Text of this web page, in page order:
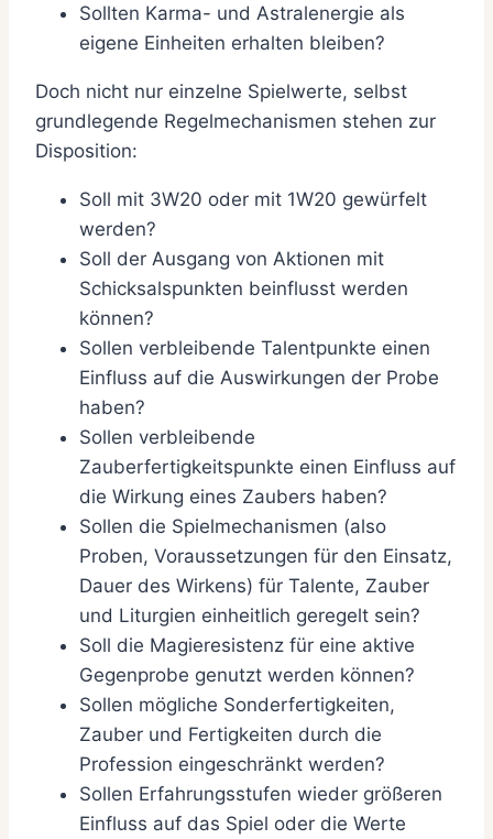
Sollten Karma- und Astralenergie als
eigene Einheiten erhalten bleiben?
Doch nicht nur einzelne Spielwerte, selbst
grundlegende Regelmechanismen stehen zur
Disposition:
Soll mit 3W20 oder mit 1W20 gewürfelt
werden?
Soll der Ausgang von Aktionen mit
Schicksalspunkten beinflusst werden
können?
Sollen verbleibende Talentpunkte einen
Einfluss auf die Auswirkungen der Probe
haben?
Sollen verbleibende
Zauberfertigkeitspunkte einen Einfluss auf
die Wirkung eines Zaubers haben?
Sollen die Spielmechanismen (also
Proben, Voraussetzungen für den Einsatz,
Dauer des Wirkens) für Talente, Zauber
und Liturgien einheitlich geregelt sein?
Soll die Magieresistenz für eine aktive
Gegenprobe genutzt werden können?
Sollen mögliche Sonderfertigkeiten,
Zauber und Fertigkeiten durch die
Profession eingeschränkt werden?
Sollen Erfahrungsstufen wieder größeren
Einfluss auf das Spiel oder die Werte